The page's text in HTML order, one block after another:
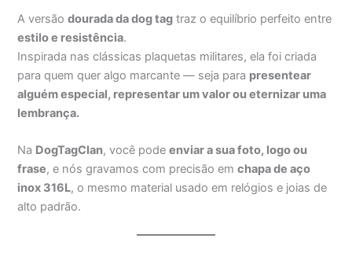
A versãodourada da dog tag traz o equilíbrio perfeito entre
estilo e resistência.
Inspirada nas clássicas plaquetas militares, ela foi criada
para quem quer algo marcante — seja para presentear
alguém especial, representar um valor ou eternizar uma
lembrança.
Na DogTagClan, você podeenviar a sua foto, logo ou
frase, e nós gravamos com precisão emchapa de aço
inox 316L, o mesmo material usado em relógios e joias de
alto padrão.